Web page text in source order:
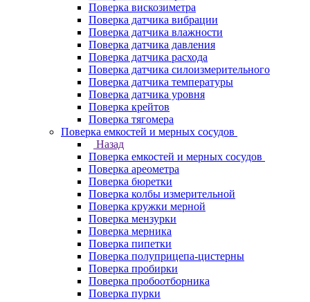
Поверка вискозиметра
Поверка датчика вибрации
Поверка датчика влажности
Поверка датчика давления
Поверка датчика расхода
Поверка датчика силоизмерительного
Поверка датчика температуры
Поверка датчика уровня
Поверка крейтов
Поверка тягомера
Поверка емкостей и мерных сосудов
Назад
Поверка емкостей и мерных сосудов
Поверка ареометра
Поверка бюретки
Поверка колбы измерительной
Поверка кружки мерной
Поверка мензурки
Поверка мерника
Поверка пипетки
Поверка полуприцепа-цистерны
Поверка пробирки
Поверка пробоотборника
Поверка пурки